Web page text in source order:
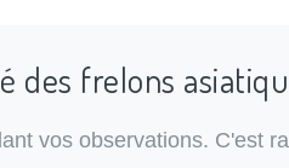
des frelons
vos observations. C'est